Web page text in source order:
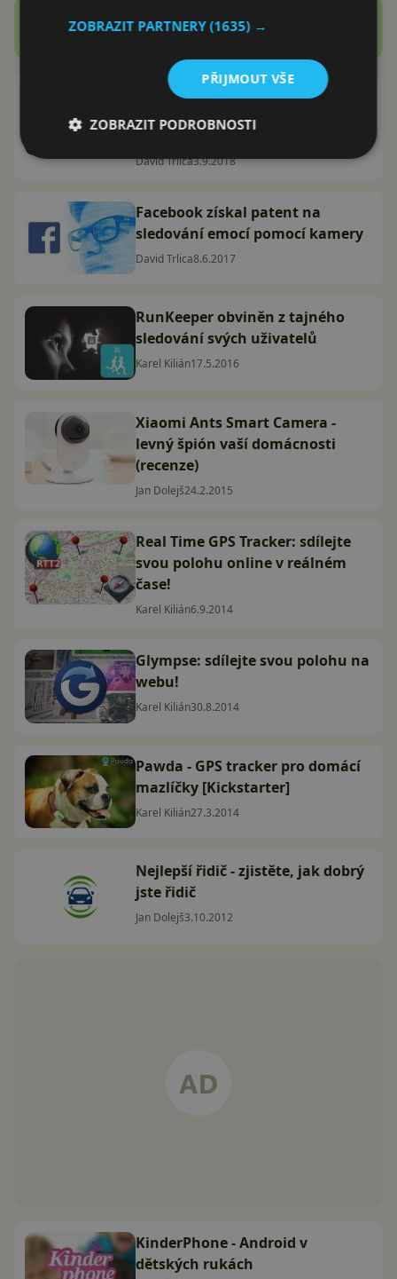
Recenze
Většinu telefonů můžou hackeři
na Android 9 Pie
David Trlica3.9.2018
Facebook získal patent na
sledování emocí pomocí kamery
David Trlica8.6.2017
RunKeeper obviněn z tajného
sledování svých uživatelů
Karel Kilián17.5.2016
Xiaomi Ants Smart Camera -
levný špión vaší domácnosti
(recenze)
Jan Dolejš24.2.2015
Real Time GPS Tracker: sdílejte
svou polohu online v reálném
čase!
Karel Kilián6.9.2014
Glympse: sdílejte svou polohu na
webu!
Karel Kilián30.8.2014
Pawda - GPS tracker pro domácí
mazlíčky [Kickstarter]
Karel Kilián27.3.2014
Nejlepší řidič - zjistěte, jak dobrý
jste řidič
Jan Dolejš3.10.2012
KinderPhone - Android v
dětských rukách
ZOBRAZIT PARTNERY(1635) →
PŘIJMOUT VŠE
ZOBRAZIT PODROBNOSTI